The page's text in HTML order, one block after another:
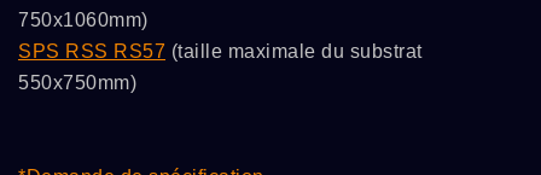
750x1060mm)
SPS RSS RS57 (taille maximale du substrat
550x750mm)